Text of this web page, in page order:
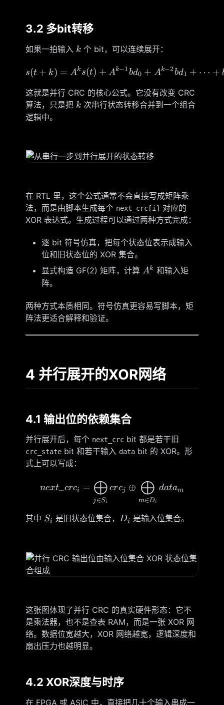
3.2 多bit转移
如果一拍输入 k
k 个 bit，可以连续展开：
s(t+k)=A^k s(t)+A^{k-
s(t + k) = Ak s(t) + Ak−1bd0 + A k−2bd1 + ⋯ +
这就是并行 CRC 的核心公式。它没有改变 CRC
算法，只是把 k
k 次串行状态转移合并到一个组合
逻辑中。
在 RTL 里，这个公式通常不会直接写成矩阵乘
法，而是由脚本生成每个 next_crc[i]
对应的
XOR 表达式。生成过程可以通过两种方式完成：
逐 bit 符号仿真，把每个状态位表示成输入
位和旧状态位的 XOR 集合。
显式构造 GF(2) 矩阵，计算 A^k
Ak 和输入矩
阵。
两种方式本质相同。符号仿真更容易写脚本，矩
阵法更适合解释和验证。
4 并行展开的XOR网络
4.1 输出位的依赖集合
并行展开后，每个 next_crcbit 都是若干旧
crc_statebit 和若干输入 databit 的 XOR。形
式上可以写成：
next\_crc_i=
next crci =
j∈Si
⨁ crcj ⊕
m∈ Di
⨁ datam
其中 S_i
Si 是旧状态位集合， D_i
Di 是输入位集合。
这张图体现了并行 CRC 的真实硬件形态：它不
是乘法器，也不是查表 RAM，而是一张 XOR 网
络。数据位宽越大，XOR 网络越宽，逻辑深度和
扇出压力也越明显。
4.2 XOR深度与时序
在 FPGA 或 ASIC 中，直接把几十个输入串成一